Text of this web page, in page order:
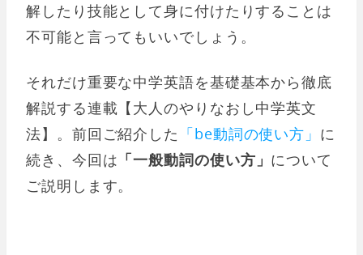
解したり技能として身に付けたりすることは
不可能と言ってもいいでしょう。
それだけ重要な中学英語を基礎基本から徹底
解説する連載【大人のやりなおし中学英文
法】。前回ご紹介した 「be動詞の使い方」 に
続き、今回は 「一般動詞の使い方」 について
ご説明します。